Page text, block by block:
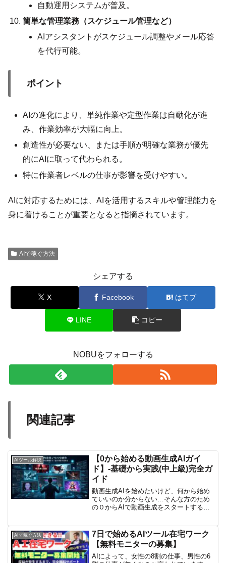
自動運用システムが普及。
簡単な管理業務（スケジュール管理など）
AIアシスタントがスケジュール調整やメール応答
を代行可能。
ポイント
AIの進化により、単純作業や定型作業は自動化が進
み、作業効率が大幅に向上。
創造性が必要ない、または手順が明確な業務が優先
的にAIに取って代わられる。
特に作業者レベルの仕事が影響を受けやすい。
AIに対応するためには、AIを活用するスキルや管理能力を
身に着けることが重要となると指摘されています。
AIで稼ぐ方法
シェアする
X Facebook はてブ
LINE コピー
NOBUをフォローする
関連記事
AIツール解説
【0から始める動画生成AIガイ
ド】-基礎から実践(中上級)完全ガ
イド
動画生成AIを始めたいけど、何から始め
ていいのか分からない…そんな方のため
の０からAIで動画生成をスタートするた
て、生成AIサイトの比較、ローカル生成
AIについて、コス...
AIで稼ぐ方法
7日で始めるAIツール在宅ワーク
【無料モニターの募集】
AIによって、女性の8割の仕事、男性の6